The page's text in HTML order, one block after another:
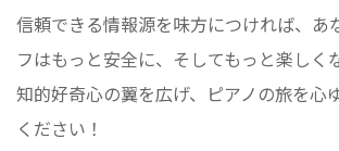
信頼できる情報源を味方につければ、あ
フはもっと安全に、そしてもっと楽しく
知的好奇心の翼を広げ、ピアノの旅を心
ください！